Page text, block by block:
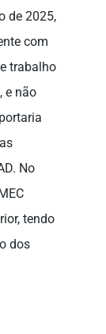
de 2025,
com
trabalho
e não
No
tendo
dos